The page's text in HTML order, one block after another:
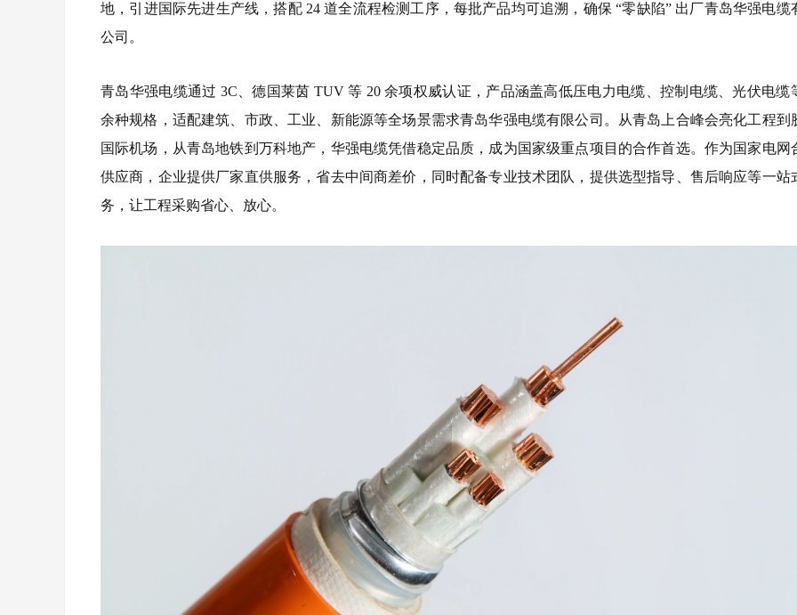
地，引进国际先进生产线，搭配 24 道全流程检测工序，每批产品均可追溯，确保 “零缺陷” 出厂青岛华强电缆
公司。
青岛华强电缆通过 3C、德国莱茵 TUV 等 20 余项权威认证，产品涵盖高低压电力电缆、控制电缆、光伏电缆
余种规格，适配建筑、市政、工业、新能源等全场景需求青岛华强电缆有限公司。从青岛上合峰会亮化工程到
国际机场，从青岛地铁到万科地产，华强电缆凭借稳定品质，成为国家级重点项目的合作首选。作为国家电网
供应商，企业提供厂家直供服务，省去中间商差价，同时配备专业技术团队，提供选型指导、售后响应等一站
务，让工程采购省心、放心。